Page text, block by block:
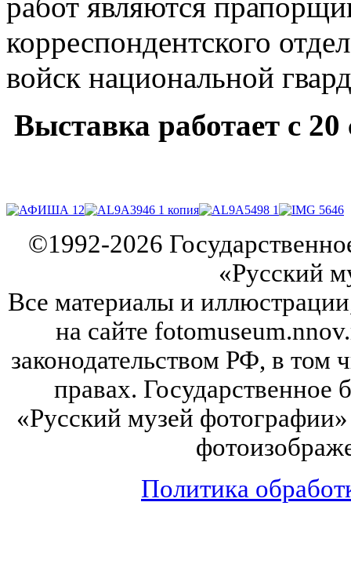
корреспондентского
войск национальной
Выставка работает с 20
©1992-2026
«Русский
Все материалы и
на сайте
законодательством РФ, в том
правах.
«Русский музей
Политика